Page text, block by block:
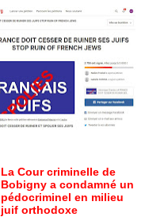
La Cour criminelle de
Bobigny a condamné un
pédocriminel en milieu
juif orthodoxe